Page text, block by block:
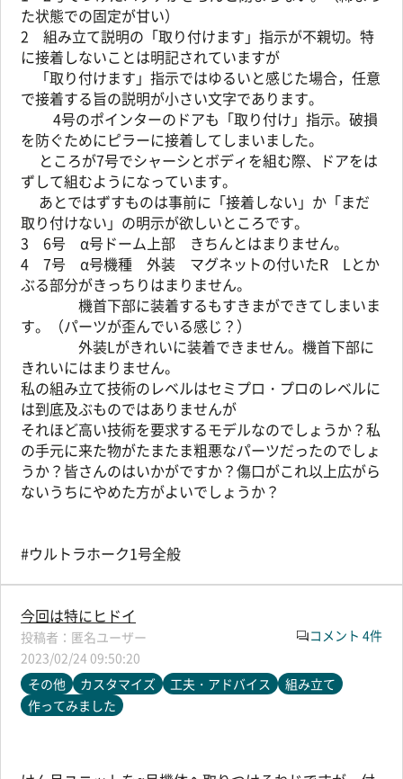
た状態での固定が甘い）
2 組み立て説明の「取り付けます」指示が不親切。特
に接着しないことは明記されていますが
「取り付けます」指示ではゆるいと感じた場合，任意
で接着する旨の説明が小さい文字であります。
4号のポインターのドアも「取り付け」指示。破損
を防ぐためにピラーに接着してしまいました。
ところが7号でシャーシとボディを組む際、ドアをは
ずして組むようになっています。
あとではずすものは事前に「接着しない」か「まだ
取り付けない」の明示が欲しいところです。
3 6号 α号ドーム上部 きちんとはまりません。
4 7号 α号機種 外装 マグネットの付いたR Lとか
ぶる部分がきっちりはまりません。
機首下部に装着するもすきまができてしまいま
す。（パーツが歪んでいる感じ？）
外装Lがきれいに装着できません。機首下部に
きれいにはまりません。
私の組み立て技術のレベルはセミプロ・プロのレベルに
は到底及ぶものではありませんが
それほど高い技術を要求するモデルなのでしょうか？私
の手元に来た物がたまたま粗悪なパーツだったのでしょ
うか？皆さんのはいかがですか？傷口がこれ以上広がら
ないうちにやめた方がよいでしょうか？
#ウルトラホーク1号全般
今回は特にヒドイ
匿名ユーザー
2023/02/24 09:50:20
コメント 4件
その他 カスタマイズ 工夫・アドバイス
組み立て
作ってみました